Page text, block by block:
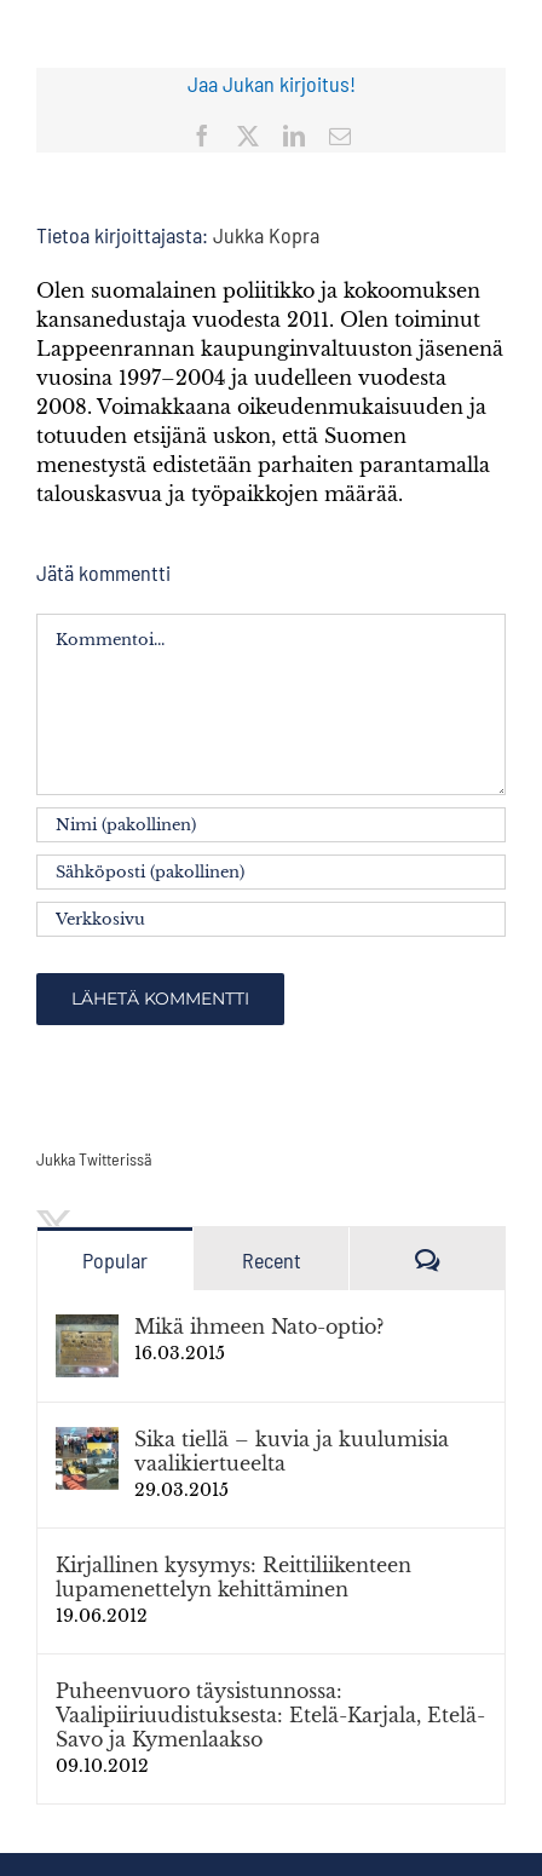
Jaa Jukan kirjoitus!
Facebook LinkedInSähköposti
Tietoa kirjoittajasta: Jukka Kopra
Olen suomalainen poliitikko ja kokoomuksen
kansanedustaja vuodesta 2011. Olen toiminut
Lappeenrannan kaupunginvaltuuston jäsenenä
vuosina 1997–2004 ja uudelleen vuodesta
2008. Voimakkaana oikeudenmukaisuuden ja
totuuden etsijänä uskon, että Suomen
menestystä edistetään parhaiten parantamalla
talouskasvua ja työpaikkojen määrää.
Jätä kommentti
Jukka Twitterissä
Popular Recent Kommenttia
Mikä ihmeen Nato-optio?
16.03.2015
Sika tiellä – kuvia ja kuulumisia
vaalikiertueelta
29.03.2015
Kirjallinen kysymys: Reittiliikenteen
lupamenettelyn kehittäminen
19.06.2012
Puheenvuoro täysistunnossa:
Vaalipiiriuudistuksesta: Etelä-Karjala, Etelä-
Savo ja Kymenlaakso
09.10.2012